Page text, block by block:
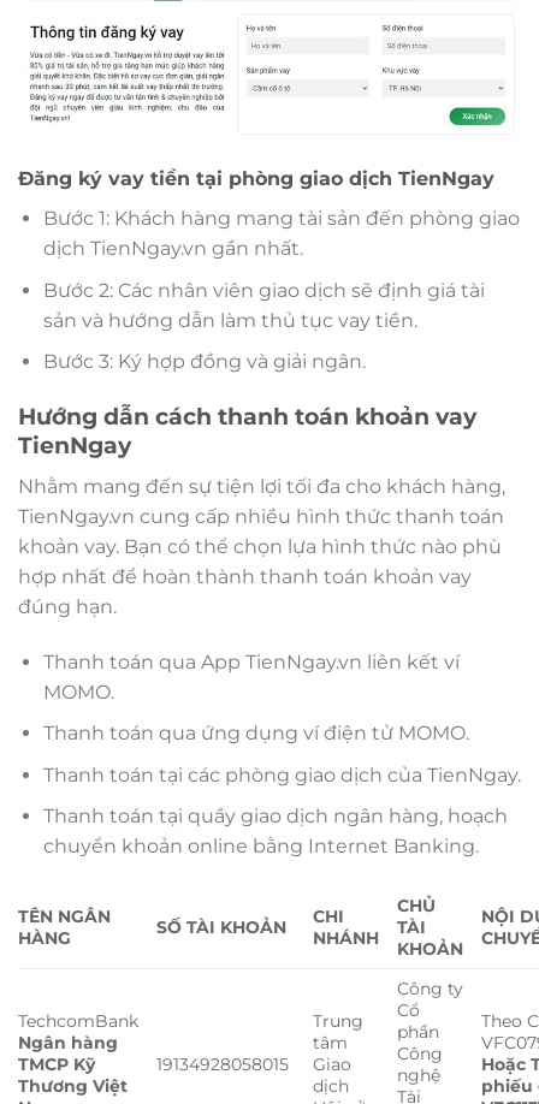
Đăng ký vay tiền tại phòng giao dịch TienNgay
Bước 1: Khách hàng mang tài sản đến phòng giao
dịch TienNgay.vn gần nhất.
Bước 2: Các nhân viên giao dịch sẽ định giá tài
sản và hướng dẫn làm thủ tục vay tiền.
Bước 3: Ký hợp đồng và giải ngân.
Hướng dẫn cách thanh toán khoản vay
TienNgay
Nhằm mang đến sự tiện lợi tối đa cho khách hàng,
TienNgay.vn cung cấp nhiều hình thức thanh toán
khoản vay. Bạn có thể chọn lựa hình thức nào phù
hợp nhất để hoàn thành thanh toán khoản vay
đúng hạn.
Thanh toán qua App TienNgay.vn liên kết ví
MOMO.
Thanh toán qua ứng dụng ví điện tử MOMO.
Thanh toán tại các phòng giao dịch của TienNgay.
Thanh toán tại quầy giao dịch ngân hàng, hoạch
chuyển khoản online bằng Internet Banking.
TÊN NGÂN
HÀNG
SỐ TÀI KHOẢN
CHI
NHÁNH
CHỦ
TÀI
KHOẢN
NỘI
TechcomBank
Ngân hàng
TMCP Kỹ
Thương Việt
19134928058015
Trung
tâm
Giao
dịch
Công ty
Cổ
phần
Công
nghệ
Tài
Theo
Hoặc
phiếu